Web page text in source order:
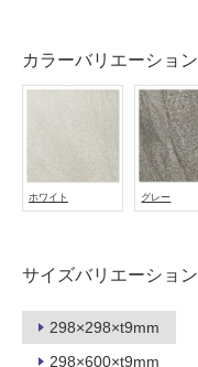
カラーバリエーション
ホワイト グレー
サイズバリエーション
298×298×t9mm
298×600×t9mm
能
(寒
以
外)
不